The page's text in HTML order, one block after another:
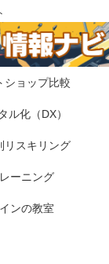
ショップ比較
ル化（DX）
リスキリング
レーニング
ンの教室